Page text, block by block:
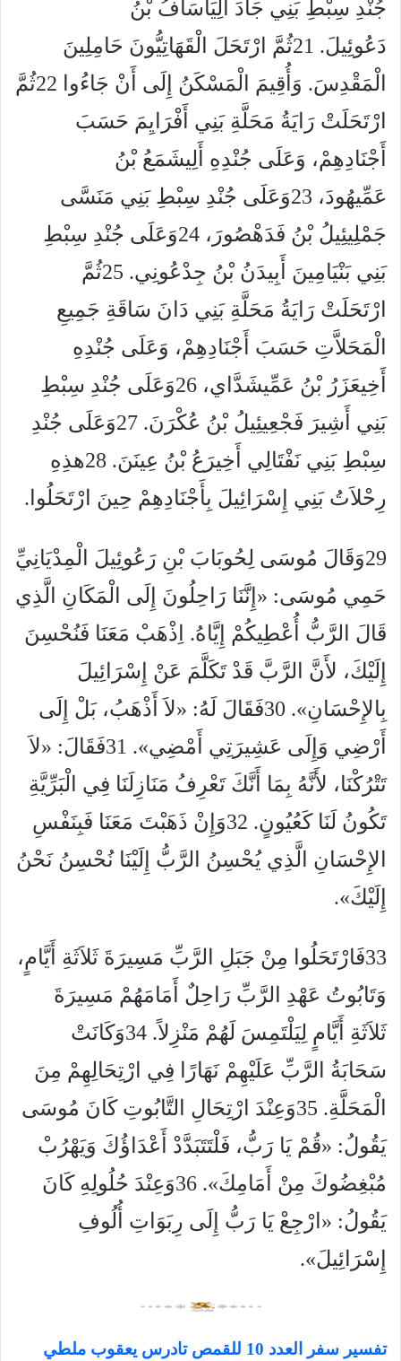
جُنْدِ سِبْطِ بَنِي جَادَ أَلِيَاسَافُ بْنُ
دَعُوئِيلَ. 21ثُمَّ ارْتَحَلَ الْقَهَاتِيُّونَ حَامِلِينَ
الْمَقْدِسَ. وَأُقِيمَ الْمَسْكَنُ إِلَى أَنْ جَاءُوا 22ثُمَّ
ارْتَحَلَتْ رَايَةُ مَحَلَّةِ بَنِي أَفْرَايِمَ حَسَبَ
أَجْنَادِهِمْ، وَعَلَى جُنْدِهِ أَلِيشَمَعُ بْنُ
عَمِّيهُودَ، 23وَعَلَى جُنْدِ سِبْطِ بَنِي مَنَسَّى
جَمْلِيئِيلُ بْنُ فَدَهْصُورَ، 24وَعَلَى جُنْدِ سِبْطِ
بَنِي بَنْيَامِينَ أَبِيدَنُ بْنُ جِدْعُونِي. 25ثُمَّ
ارْتَحَلَتْ رَايَةُ مَحَلَّةِ بَنِي دَانَ سَاقَةِ جَمِيعِ
الْمَحَلاَّتِ حَسَبَ أَجْنَادِهِمْ، وَعَلَى جُنْدِهِ
أَخِيعَزَرُ بْنُ عَمِّيشَدَّاي، 26وَعَلَى جُنْدِ سِبْطِ
بَنِي أَشِيرَ فَجْعِيئِيلُ بْنُ عُكْرَنَ. 27وَعَلَى جُنْدِ
سِبْطِ بَنِي نَفْتَالِي أَخِيرَعُ بْنُ عِينَنَ. 28هذِهِ
رِحْلاَتُ بَنِي إِسْرَائِيلَ بِأَجْنَادِهِمْ حِينَ ارْتَحَلُوا.
29وَقَالَ مُوسَى لِحُوبَابَ بْنِ رَعُوئِيلَ الْمِدْيَانِيِّ
حَمِي مُوسَى: «إِنَّنَا رَاحِلُونَ إِلَى الْمَكَانِ الَّذِي
قَالَ الرَّبُّ أُعْطِيكُمْ إِيَّاهُ. اِذْهَبْ مَعَنَا فَنُحْسِنَ
إِلَيْكَ، لأَنَّ الرَّبَّ قَدْ تَكَلَّمَ عَنْ إِسْرَائِيلَ
بِالإِحْسَانِ». 30فَقَالَ لَهُ: «لاَ أَذْهَبُ، بَلْ إِلَى
أَرْضِي وَإِلَى عَشِيرَتِي أَمْضِي». 31فَقَالَ: «لاَ
تَتْرُكْنَا، لأَنَّهُ بِمَا أَنَّكَ تَعْرِفُ مَنَازِلَنَا فِي الْبَرِّيَّةِ
تَكُونُ لَنَا كَعُيُونٍ. 32وَإِنْ ذَهَبْتَ مَعَنَا فَبِنَفْسِ
الإِحْسَانِ الَّذِي يُحْسِنُ الرَّبُّ إِلَيْنَا نُحْسِنُ نَحْنُ
إِلَيْكَ».
33فَارْتَحَلُوا مِنْ جَبَلِ الرَّبِّ مَسِيرَةَ ثَلاَثَةِ أَيَّامٍ،
وَتَابُوتُ عَهْدِ الرَّبِّ رَاحِلٌ أَمَامَهُمْ مَسِيرَةَ
ثَلاَثَةِ أَيَّامٍ لِيَلْتَمِسَ لَهُمْ مَنْزِلاً. 34وَكَانَتْ
سَحَابَةُ الرَّبِّ عَلَيْهِمْ نَهَارًا فِي ارْتِحَالِهِمْ مِنَ
الْمَحَلَّةِ. 35وَعِنْدَ ارْتِحَالِ التَّابُوتِ كَانَ مُوسَى
يَقُولُ: «قُمْ يَا رَبُّ، فَلْتَتَبَدَّدْ أَعْدَاؤُكَ وَيَهْرُبْ
مُبْغِضُوكَ مِنْ أَمَامِكَ». 36وَعِنْدَ حُلُولِهِ كَانَ
يَقُولُ: «ارْجِعْ يَا رَبُّ إِلَى رِبَوَاتِ أُلُوفِ
إِسْرَائِيلَ».
تفسير سفر العدد 10 للقمص تادرس يعقوب ملطي